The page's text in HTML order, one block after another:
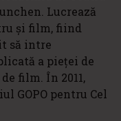
Lucrează
și film, fiind
să intre
a pieței de
film. În 2011,
GOPO pentru Cel